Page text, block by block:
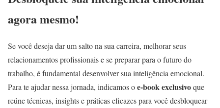
agora mesmo!
Se você deseja dar um salto na sua carreira, melhorar seus
relacionamentos profissionais e se preparar para o futuro do
trabalho, é fundamental desenvolver sua inteligência emocional.
Para te ajudar nessa jornada, indicamos oe-book exclusivoque
reúne técnicas, insights e práticas eficazes para você desbloquear